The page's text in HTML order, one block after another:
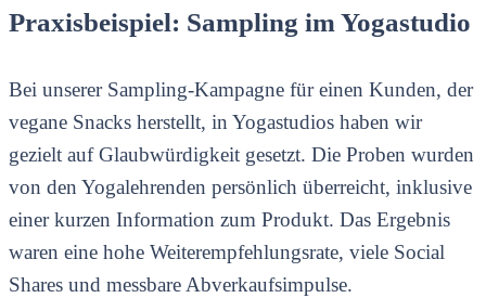
Praxisbeispiel: Sampling im Yogastudio
Bei unserer Sampling-Kampagne für einen Kunden, der
vegane Snacks herstellt, in Yogastudios haben wir
gezielt auf Glaubwürdigkeit gesetzt. Die Proben wurden
von den Yogalehrenden persönlich überreicht, inklusive
einer kurzen Information zum Produkt. Das Ergebnis
waren eine hohe Weiterempfehlungsrate, viele Social
Shares und messbare Abverkaufsimpulse.